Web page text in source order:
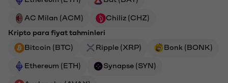
AC Milan (ACM)
Chiliz (CHZ)
Kripto para fiyat tahminleri
Bitcoin (BTC)
Ripple (XRP) Bonk (BONK)
Ethereum (ETH) Synapse (SYN)